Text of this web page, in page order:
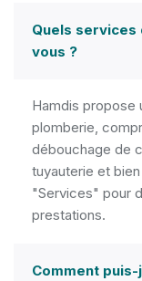
Quels
vous ?
Hamdis propose
plomberie,
débouchage de
tuyauterie et
"Services" pour
prestations.
Comment